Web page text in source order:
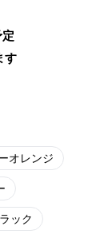
す
オレンジ
ック